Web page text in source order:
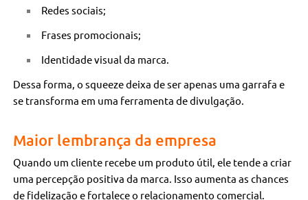
Redes sociais;
Frases promocionais;
Identidade visual da marca.
Dessa forma, o squeeze deixa de ser apenas uma garrafa e
se transforma em uma ferramenta de divulgação.
Maior lembrança da empresa
Quando um cliente recebe um produto útil, ele tende a criar
uma percepção positiva da marca. Isso aumenta as chances
de fidelização e fortalece o relacionamento comercial.